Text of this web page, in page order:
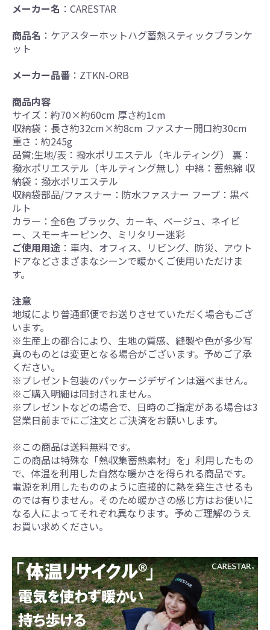
メーカー名 ：CARESTAR
商品名 ：ケアスターホットハグ蓄熱スティックブランケ
ット
メーカー品番 ：ZTKN-ORB
商品内容
サイズ：約70×約60cm 厚さ約1cm
収納袋：長さ約32cm×約8cm ファスナー開口約30cm
重さ：約245g
品質:生地/表：撥水ポリエステル（キルティング） 裏：
撥水ポリエステル（キルティング無し）中綿：蓄熱綿 収
納袋：撥水ポリエステル
収納袋部品/ファスナー：防水ファスナー フープ：黒ベ
ルト
カラー：全6色 ブラック、カーキ、ベージュ、ネイビ
ー、スモーキーピンク、ミリタリー迷彩
ご使用用途 ：車内、オフィス、リビング、防災、アウト
ドアなどさまざまなシーンで暖かくご使用いただけま
す。
注意
地域により普通郵便でお送りさせていただく場合もござ
います。
※生産上の都合により、生地の質感、縫製や色が多少写
真のものとは変更となる場合がございます。予めご了承
ください。
※プレゼント包装のパッケージデザインは選べません。
※ご購入明細は同封されません。
※プレゼントなどの場合で、日時のご指定がある場合は3
営業日前までにご注文とご決済をお願いします。
※この商品は送料無料です。
この商品は特殊な「熱収集蓄熱素材」を」利用したもの
で、体温を利用した自然な暖かさを得られる商品です。
電源を利用したもののように直接的に熱を発生させるも
のでは有りません。そのため暖かさの感じ方はお使いに
なる人によってそれぞれ異なります。予めご理解のうえ
お買い求めください。